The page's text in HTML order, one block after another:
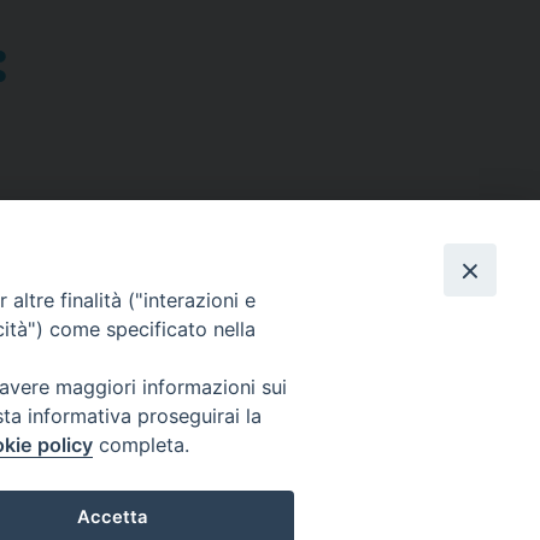
SEGUICI SU
Facebook
Instagram
X YouTube
altre finalità ("interazioni e
come specificato nella
maggiori informazioni sui
informativa proseguirai la
policy completa.
Accetta